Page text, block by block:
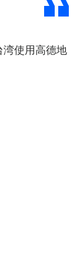
湾使用高德地